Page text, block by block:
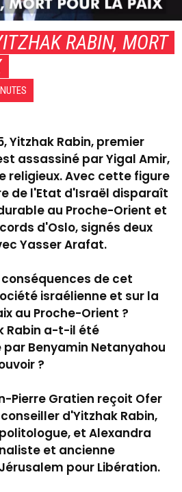
RABIN, MORT
Yitzhak Rabin, premier
assassiné par Yigal Amir,
religieux. Avec cette figure
de l'Etat d'Israël disparaît
au Proche-Orient et
d'Oslo, signés deux
Yasser Arafat.
de cet
israélienne et sur la
au Proche-Orient ?
Rabin a-t-il été
Benyamin Netanyahou
?
Pierre Gratien reçoit Ofer
d'Yitzhak Rabin,
et Alexandra
et ancienne
pour Libération.